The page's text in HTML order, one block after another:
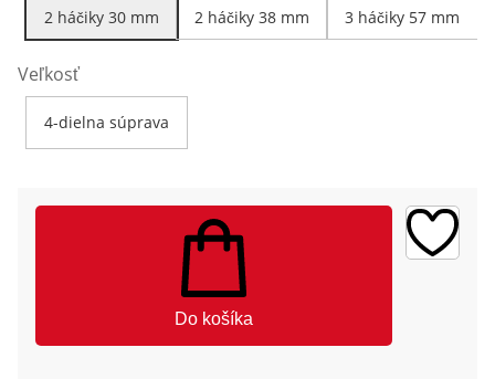
2 háčiky 30 mm 2 háčiky 38 mm 3 háčiky 57 mm
Veľkosť
4-dielna súprava
Do košíka